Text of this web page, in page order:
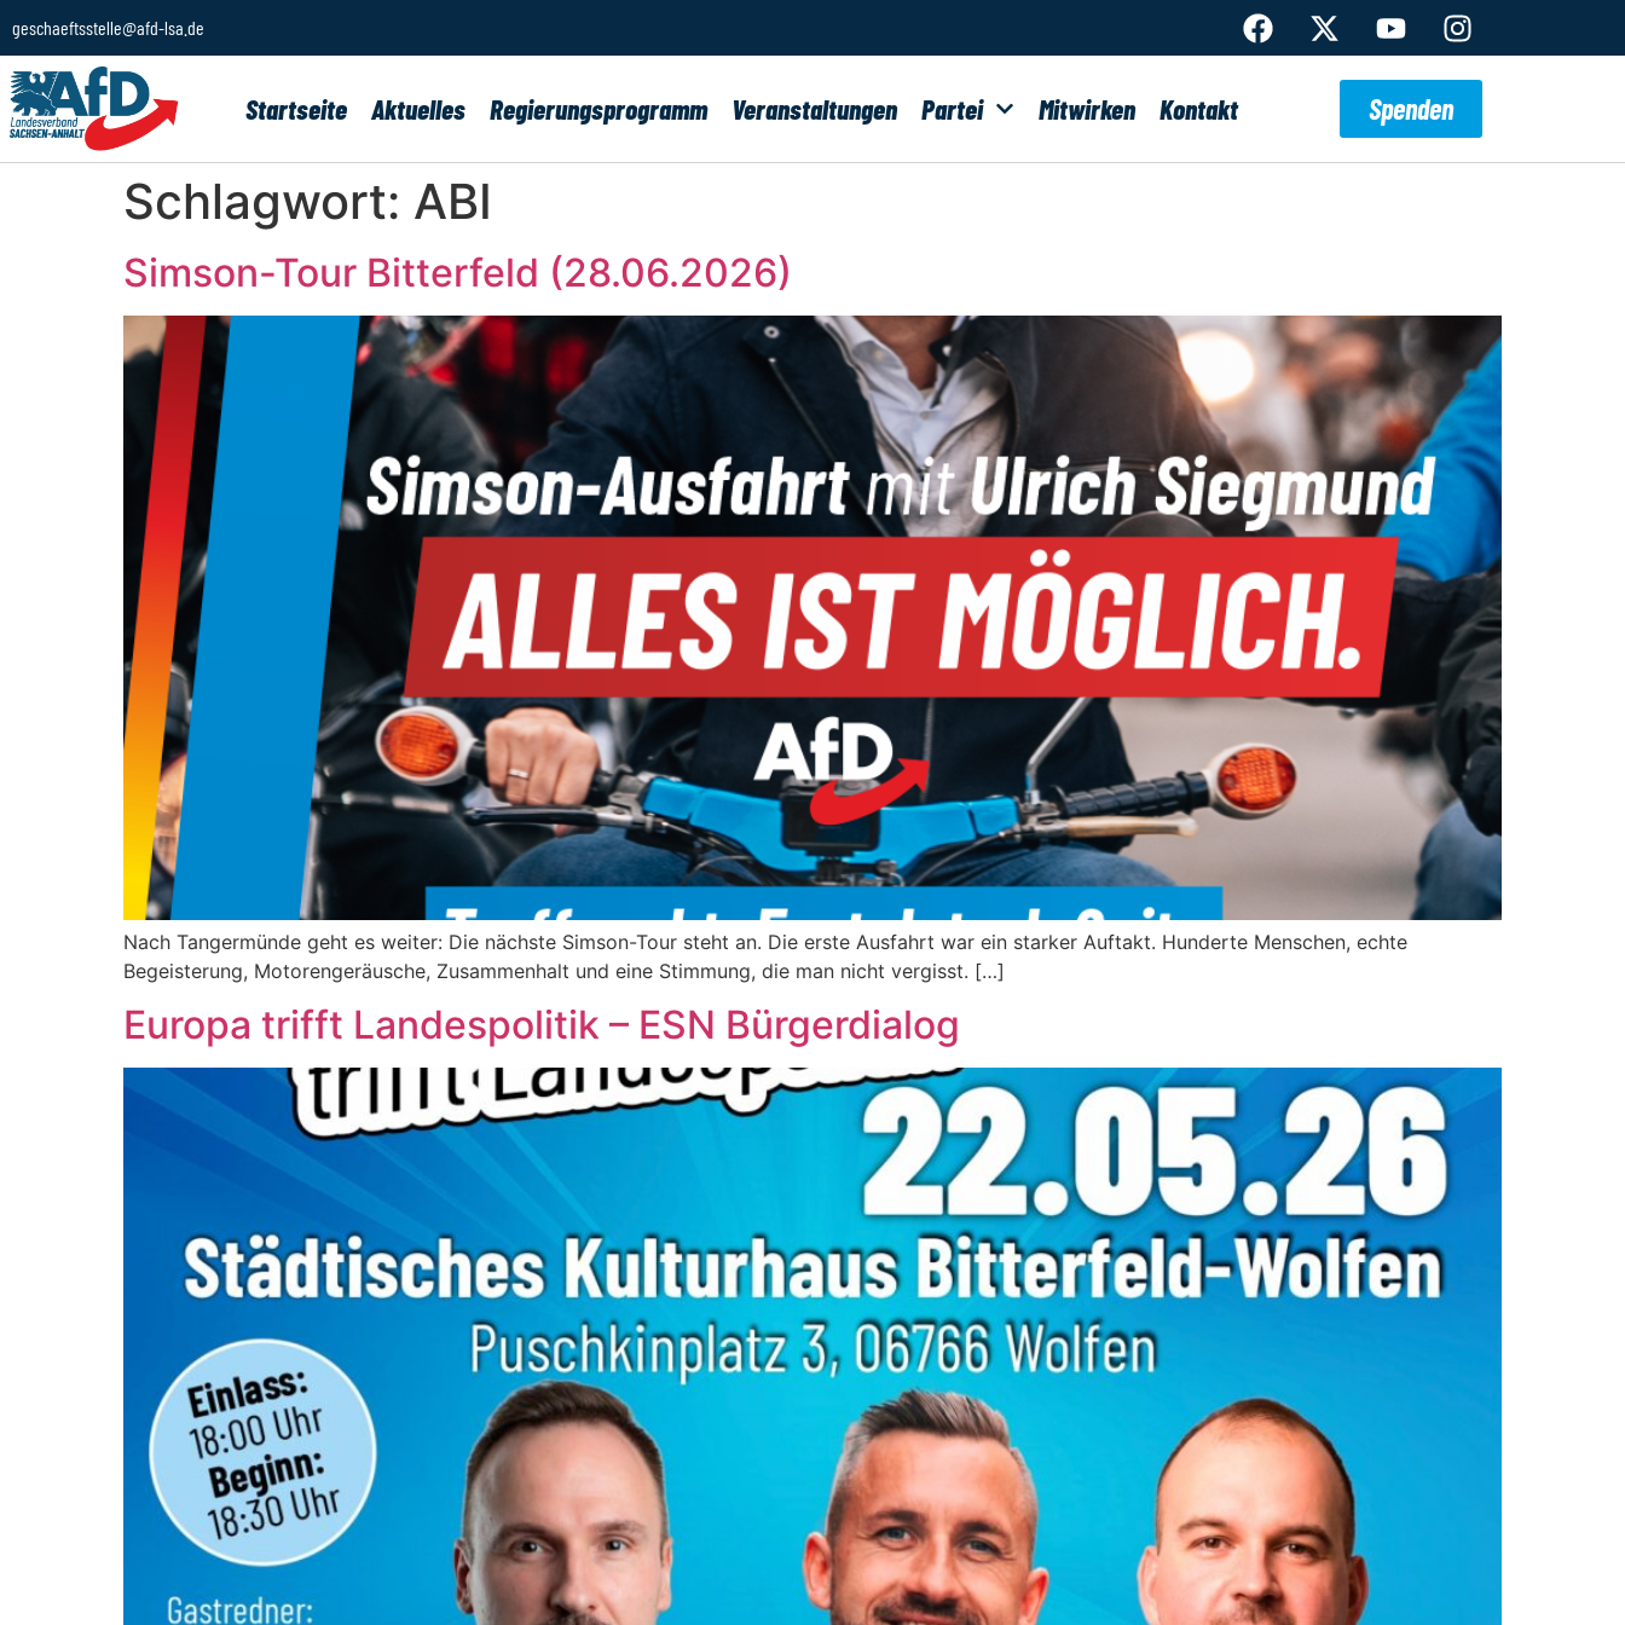
geschaeftsstelle@afd-lsa.de
Startseite Aktuelles Regierungsprogramm Veranstaltungen Partei Mitwirken Kontakt Spenden
Schlagwort: ABI
Simson-Tour Bitterfeld (28.06.2026)
Nach Tangermünde geht es weiter: Die nächste Simson-Tour steht an. Die erste Ausfahrt war ein starker Auftakt. Hunderte Menschen, echte
Begeisterung, Motorengeräusche, Zusammenhalt und eine Stimmung, die man nicht vergisst. […]
Europa trifft Landespolitik – ESN Bürgerdialog